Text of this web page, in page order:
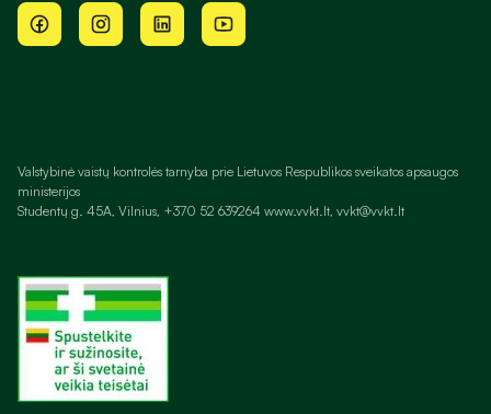
Valstybinė vaistų kontrolės tarnyba prie Lietuvos Respublikos sveikatos apsaugos
ministerijos
Studentų g. 45A, Vilnius, +370 52 639264 www.vvkt.lt, vvkt@vvkt.lt